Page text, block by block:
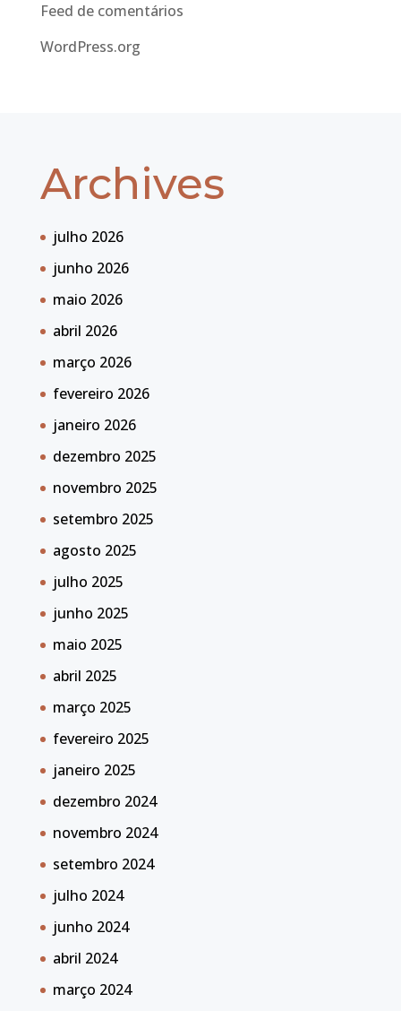
Feed de comentários
WordPress.org
Archives
julho 2026
junho 2026
maio 2026
abril 2026
março 2026
fevereiro 2026
janeiro 2026
dezembro 2025
novembro 2025
setembro 2025
agosto 2025
julho 2025
junho 2025
maio 2025
abril 2025
março 2025
fevereiro 2025
janeiro 2025
dezembro 2024
novembro 2024
setembro 2024
julho 2024
junho 2024
abril 2024
março 2024